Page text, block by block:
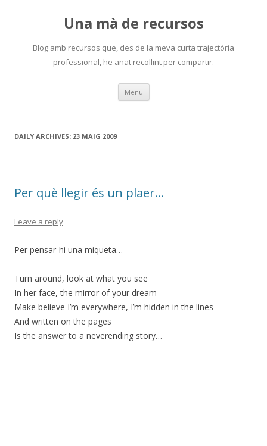
Una mà de recursos
Blog amb recursos que, des de la meva curta trajectòria
professional, he anat recollint per compartir.
Menu Skip
content
DAILY ARCHIVES: 23 MAIG 2009
Per què llegir és un plaer…
Leave a reply
Per pensar-hi una miqueta…
Turn around, look at what you see
In her face, the mirror of your dream
Make believe I’m everywhere, I’m hidden in the lines
And written on the pages
Is the answer to a neverending story…